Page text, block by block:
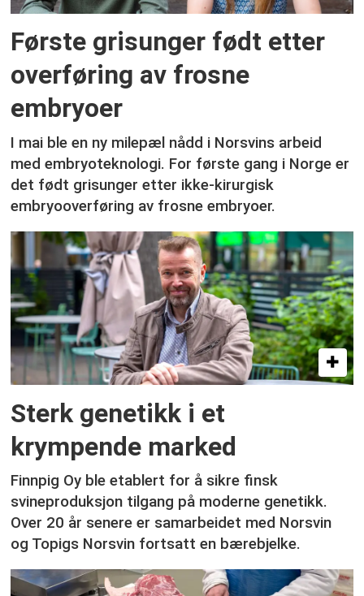
Første grisunger født etter
overføring av frosne
embryoer
I mai ble en ny milepæl nådd i Norsvins arbeid
med embryoteknologi. For første gang i Norge er
det født grisunger etter ikke-kirurgisk
embryooverføring av frosne embryoer.
Sterk genetikk i et
krympende marked
Finnpig Oy ble etablert for å sikre finsk
svineproduksjon tilgang på moderne genetikk.
Over 20 år senere er samarbeidet med Norsvin
og Topigs Norsvin fortsatt en bærebjelke.